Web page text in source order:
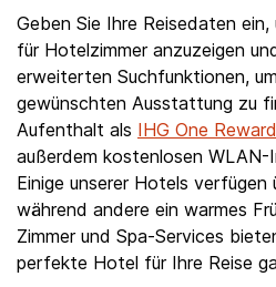
Geben Sie Ihre Reisedaten
für Hotelzimmer anzuzeigen
erweiterten Suchfunktionen,
gewünschten Ausstattung zu
Aufenthalt als IHG One
außerdem kostenlosen
Einige unserer Hotels verfügen
während andere ein warmes
Zimmer und Spa-Services
perfekte Hotel für Ihre Reise